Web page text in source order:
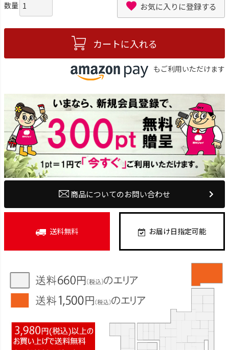
お気に入りに登録する
カートに入れる
もご利用いただけます
商品についてのお問い合わせ
送料無料 お届け日指定可能